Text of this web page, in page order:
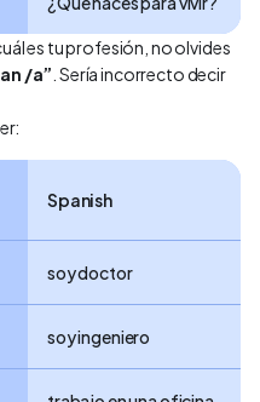
es tu profesión, no olvides
/a” . Sería incorrecto decir
Spanish
soy doctor
soy ingeniero